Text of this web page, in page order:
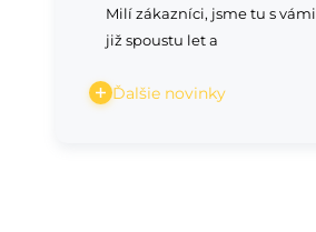
Milí zákazníci, jsme tu s vámi
již spoustu let a
Ďalšie novinky